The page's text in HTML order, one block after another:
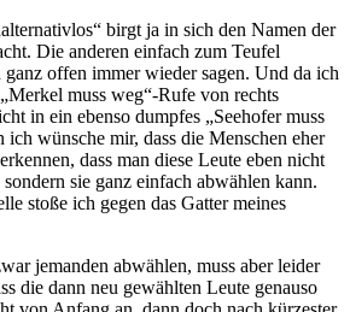
birgt ja in sich den Namen der
Die anderen einfach zum Teufel
ganz offen immer wieder sagen. Und da ich
muss weg“-Rufe von rechts
in ein ebenso dumpfes „Seehofer muss
wünsche mir, dass die Menschen eher
dass man diese Leute eben nicht
sie ganz einfach abwählen kann.
stoße ich gegen das Gatter meines
jemanden abwählen, muss aber leider
die dann neu gewählten Leute genauso